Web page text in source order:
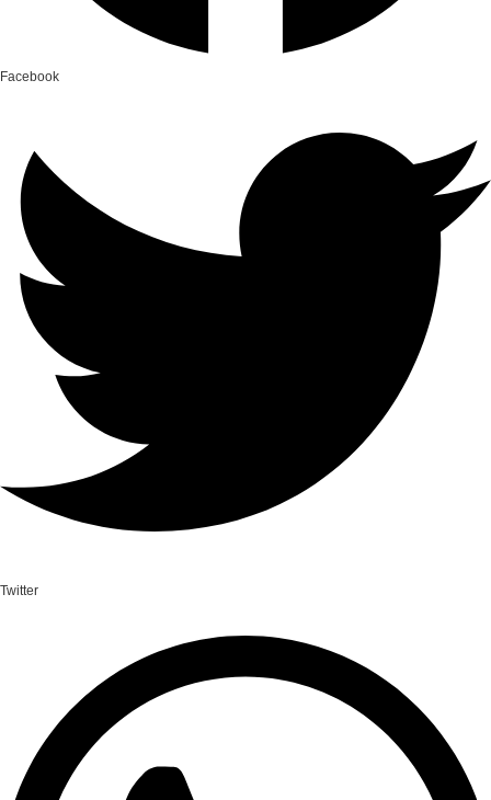
Facebook
Twitter